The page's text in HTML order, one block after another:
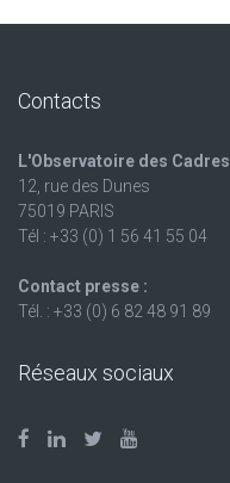
Contacts
L'Observatoire des Cadres
12, rue des Dunes
75019 PARIS
Tél : +33 (0) 1 56 41 55 04
Contact presse :
Tél. : +33 (0) 6 82 48 91 89
Réseaux sociaux